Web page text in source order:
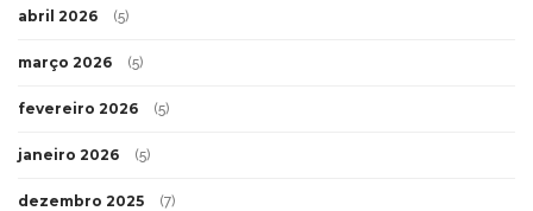
abril 2026 (5)
março 2026 (5)
fevereiro 2026 (5)
janeiro 2026 (5)
dezembro 2025 (7)